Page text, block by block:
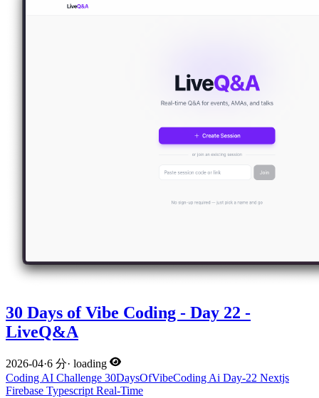
30 Days of Vibe Coding - Day 22 -
LiveQ&A
2026-04·6 分· loading
Coding AI Challenge 30DaysOfVibeCoding Ai Day-22 Nextjs
Firebase Typescript Real-Time